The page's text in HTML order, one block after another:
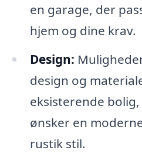
en garage, der
hjem og dine krav.
Design:
design og
eksisterende
ønsker en
rustik stil.